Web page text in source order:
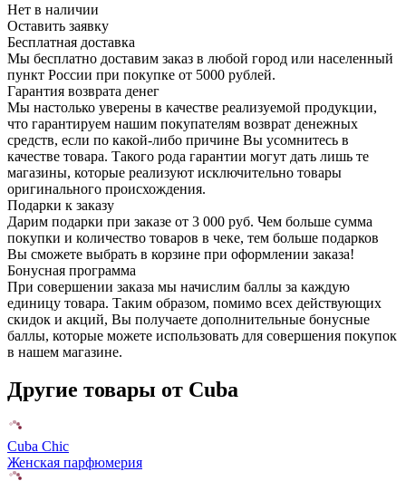
Нет в наличии
Оставить заявку
Бесплатная доставка
Мы бесплатно доставим заказ в любой город или населенный
пункт России при покупке от 5000 рублей.
Гарантия возврата денег
Мы настолько уверены в качестве реализуемой продукции,
что гарантируем нашим покупателям возврат денежных
средств, если по какой-либо причине Вы усомнитесь в
качестве товара. Такого рода гарантии могут дать лишь те
магазины, которые реализуют исключительно товары
оригинального происхождения.
Подарки к заказу
Дарим подарки при заказе от 3 000 руб. Чем больше сумма
покупки и количество товаров в чеке, тем больше подарков
Вы сможете выбрать в корзине при оформлении заказа!
Бонусная программа
При совершении заказа мы начислим баллы за каждую
единицу товара. Таким образом, помимо всех действующих
скидок и акций, Вы получаете дополнительные бонусные
баллы, которые можете использовать для совершения покупок
в нашем магазине.
Другие товары от Cuba
Cuba Chic
Женская парфюмерия